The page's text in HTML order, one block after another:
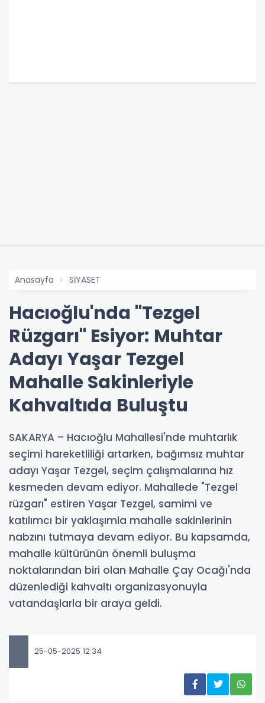
Anasayfa SİYASET
Hacıoğlu'nda "Tezgel
Rüzgarı" Esiyor: Muhtar
Adayı Yaşar Tezgel
Mahalle Sakinleriyle
Kahvaltıda Buluştu
SAKARYA – Hacıoğlu Mahallesi'nde muhtarlık
seçimi hareketliliği artarken, bağımsız muhtar
adayı Yaşar Tezgel, seçim çalışmalarına hız
kesmeden devam ediyor. Mahallede "Tezgel
rüzgarı" estiren Yaşar Tezgel, samimi ve
katılımcı bir yaklaşımla mahalle sakinlerinin
nabzını tutmaya devam ediyor. Bu kapsamda,
mahalle kültürünün önemli buluşma
noktalarından biri olan Mahalle Çay Ocağı'nda
düzenlediği kahvaltı organizasyonuyla
vatandaşlarla bir araya geldi.
25-05-2025 12:34